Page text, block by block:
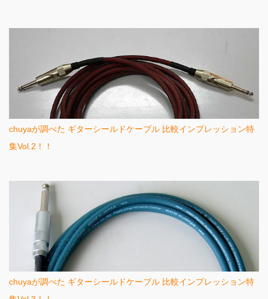
chuyaが調べた ギターシールドケーブル 比較インプレッション特
集Vol.2！！
chuyaが調べた ギターシールドケーブル 比較インプレッション特